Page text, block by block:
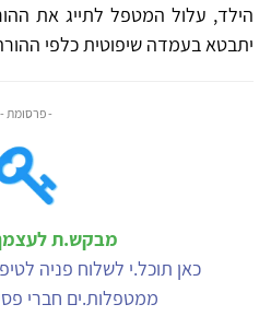
הילד, עלול המטפל לתייג את
יתבטא בעמדה שיפוטית כלפי
- פרסומת -
מבקש.ת
כאן תוכל.י לשלוח פניה
ממטפלות.ים חברי